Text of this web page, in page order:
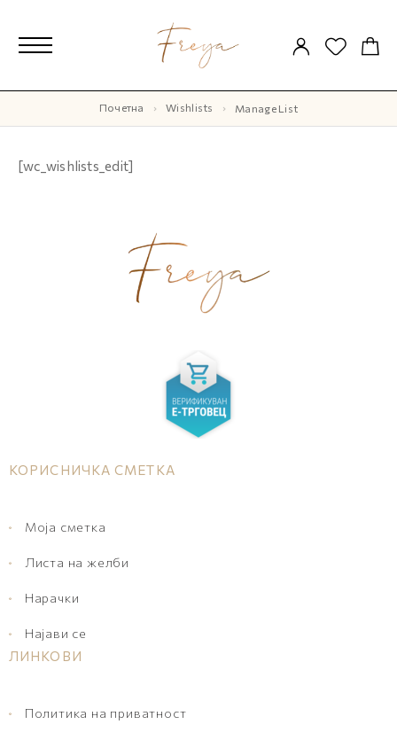
Почетна Wishlists Manage List
[wc_wishlists_edit]
КОРИСНИЧКА СМЕТКА
Моја сметка
Листа на желби
Нарачки
Најави се
ЛИНКОВИ
Политика на приватност